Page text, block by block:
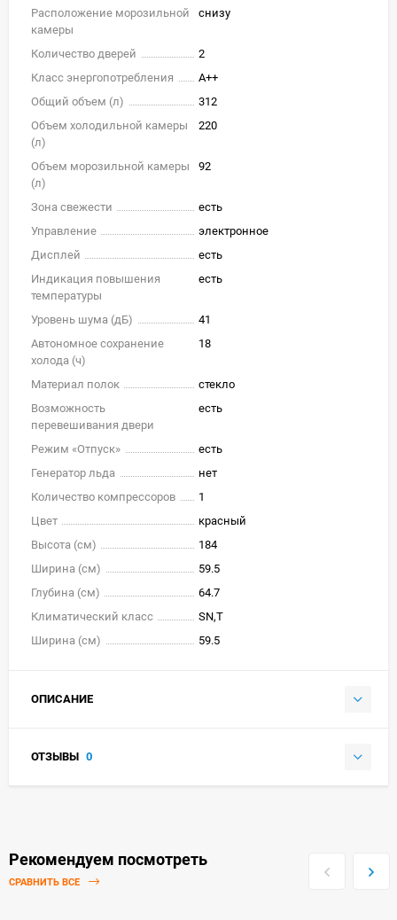
Расположение морозильной
камеры
снизу
Количество дверей
2
Класс энергопотребления
A++
Общий объем (л)
312
Объем холодильной камеры
(л)
220
Объем морозильной камеры
(л)
92
Зона свежести
есть
Управление
электронное
Дисплей
есть
Индикация повышения
температуры
есть
Уровень шума (дБ)
41
Автономное сохранение
холода (ч)
18
Материал полок
стекло
Возможность
перевешивания двери
есть
Режим «Отпуск»
есть
Генератор льда
нет
Количество компрессоров
1
Цвет
красный
Высота (см)
184
Ширина (см)
59.5
Глубина (см)
64.7
Климатический класс
SN,T
Ширина (см)
59.5
ОПИСАНИЕ
ОТЗЫВЫ 0
Рекомендуем посмотреть
СРАВНИТЬ ВСЕ